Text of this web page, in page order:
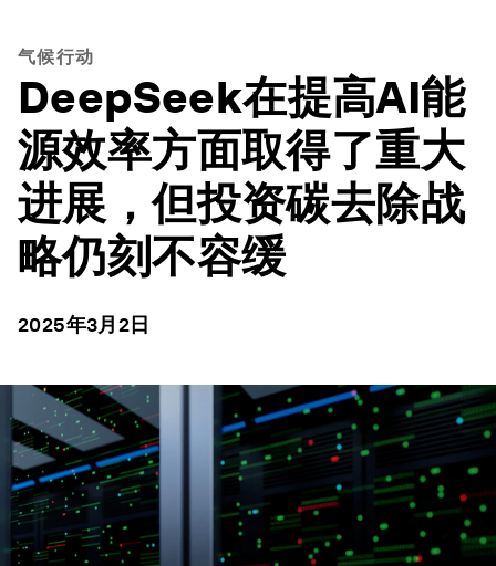
气候行动
DeepSeek在提高AI能
源效率方面取得了重大
进展，但投资碳去除战
略仍刻不容缓
2025年3月2日